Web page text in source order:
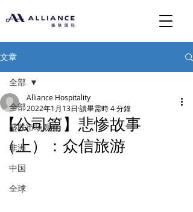
文章
全部
盛联市场观察
非洲
中国
全球
全部
【公司篇】悲惨故事
（上）：众信旅游
Alliance Hospitality
2022年1月13日 讀畢需時 4 分鐘